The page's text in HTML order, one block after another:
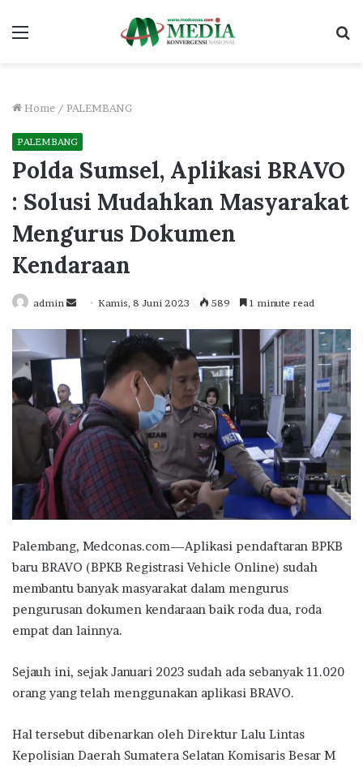
Menu
Home / PALEMBANG
PALEMBANG
Polda Sumsel, Aplikasi BRAVO
: Solusi Mudahkan Masyarakat
Mengurus Dokumen
Kendaraan
admin
Send
email
Kamis, 8 Juni 2023 589 1 minute read
Palembang, Medconas.com—Aplikasi pendaftaran BPKB
baru BRAVO (BPKB Registrasi Vehicle Online) sudah
membantu banyak masyarakat dalam mengurus
pengurusan dokumen kendaraan baik roda dua, roda
empat dan lainnya.
Sejauh ini, sejak Januari 2023 sudah ada sebanyak 11.020
orang yang telah menggunakan aplikasi BRAVO.
Hal tersebut dibenarkan oleh Direktur Lalu Lintas
Kepolisian Daerah Sumatera Selatan Komisaris Besar M